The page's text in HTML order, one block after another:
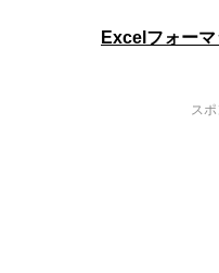
Excelフォー
ス